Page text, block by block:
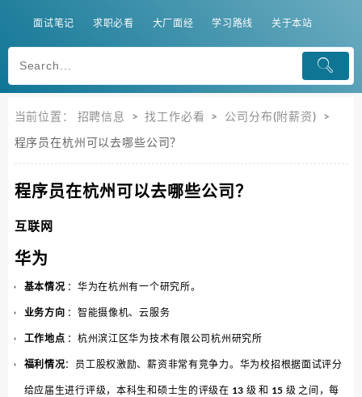
面试笔记 求职必看 大厂面经 学习路线 关于本站
当前位置： 招聘信息 >找工作必看 > 公司分布(附薪资) >
程序员在杭州可以去哪些公司？
程序员在杭州可以去哪些公司？
互联网
华为
基本情况 ：华为在杭州有一个研究所。
业务方向 ：智能摄像机、云服务
工作地点 ：杭州滨江区华为技术有限公司杭州研究所
福利情况：员工股权激励、薪资非常有竞争力。华为校招根据面试评分
给应届生进行评级，本科生和硕士生的评级在 13 级 和 15 级 之间，每